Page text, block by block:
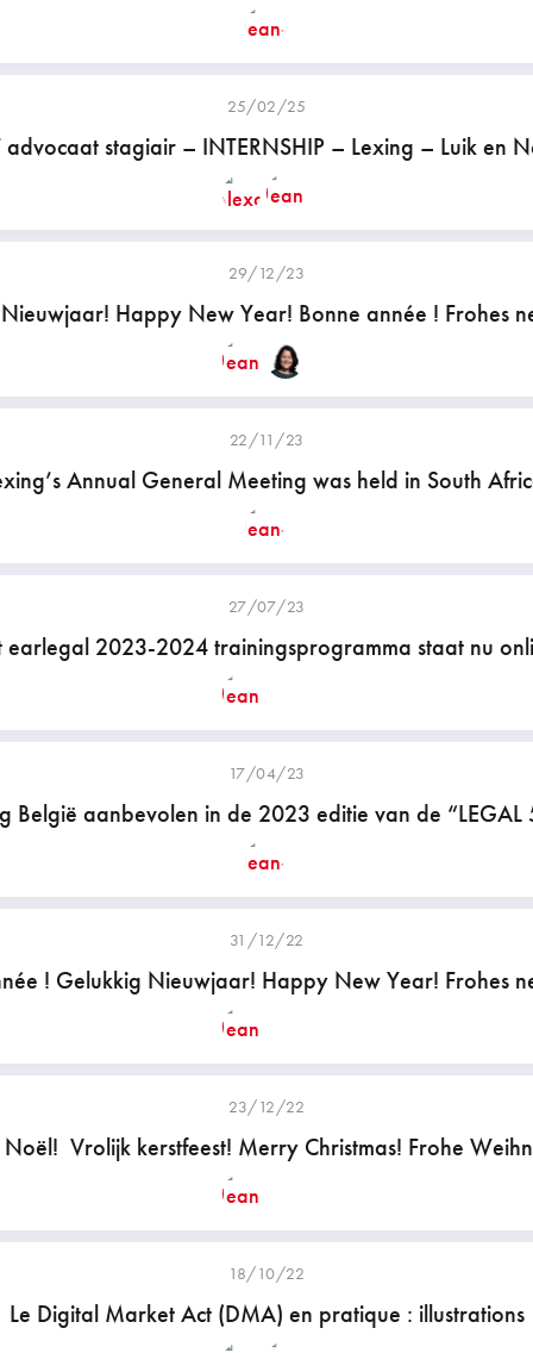
25/02/25
stagiair – INTERNSHIP – Lexing – Luik en
29/12/23
Happy New Year! Bonne année ! Frohes
22/11/23
Annual General Meeting was held in South
27/07/23
earlegal 2023-2024 trainingsprogramma staat nu
17/04/23
België aanbevolen in de 2023 editie van de “LEGAL
31/12/22
! Gelukkig Nieuwjaar! Happy New Year! Frohes
23/12/22
Vrolijk kerstfeest! Merry Christmas! Frohe
18/10/22
Le Digital Market Act (DMA) en pratique : illustrations